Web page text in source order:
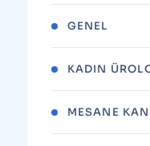
GENEL
KADIN
MESANE